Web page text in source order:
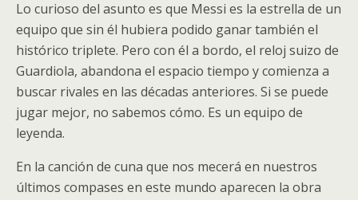
Lo curioso del asunto es que Messi es la estrella de un
equipo que sin él hubiera podido ganar también el
histórico triplete. Pero con él a bordo, el reloj suizo de
Guardiola, abandona el espacio tiempo y comienza a
buscar rivales en las décadas anteriores. Si se puede
jugar mejor, no sabemos cómo. Es un equipo de
leyenda.
En la canción de cuna que nos mecerá en nuestros
últimos compases en este mundo aparecen la obra